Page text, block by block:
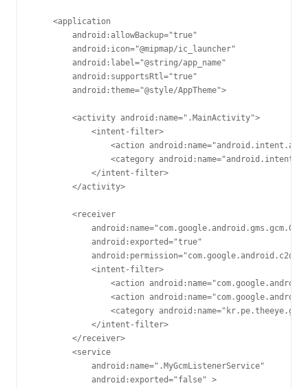
    <application
        android:allowBackup="true"
        android:icon="@mipmap/ic_launcher"
        android:label="@string/app_name"
        android:supportsRtl="true"
        android:theme="@style/AppTheme">
        <activity android:name=".MainActivity">
            <intent-filter>
<action
<category
            </intent-filter>
        </activity>
        <receiver
            android:exported="true"
            <intent-filter>
<action
<action
<category
            </intent-filter>
        </receiver>
        <service
            android:name=".MyGcmListenerService"
            android:exported="false" >